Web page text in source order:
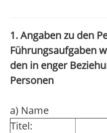
1. Angaben zu den
Führungsaufgaben
den in enger
Personen
a) Name
Titel: